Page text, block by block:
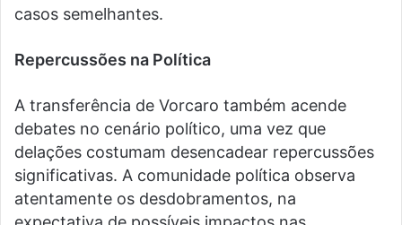
casos semelhantes.
Repercussões na Política
A transferência de Vorcaro também acende
debates no cenário político, uma vez que
delações costumam desencadear repercussões
significativas. A comunidade política observa
atentamente os desdobramentos, na